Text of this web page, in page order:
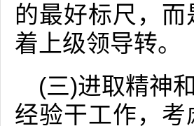
的最好标尺，
着上级领导转。
(三)进取精神
经验干工作，